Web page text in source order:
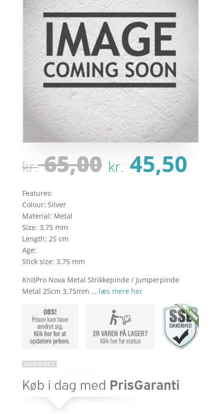
kr.65,00 Den
kr. 45,50
Features:
Colour: Silver
Material: Metal
Size: 3,75 mm
Length: 25 cm
Age:
Stick size: 3.75 mm
KnitPro Nova Metal Strikkepinde / Jumperpinde
Metal 25cm 3,75mm … læs mere her